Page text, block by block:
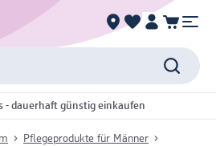
- dauerhaft günstig einkaufen
Pflegeprodukte für Männer